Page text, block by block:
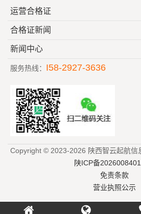
运营合格证
合格证新闻
新闻中心
服务热线： I58-2927-3636
Copyright © 2023-2026 陕西智云起航信
陕ICP备
免责条款
营业执照公示